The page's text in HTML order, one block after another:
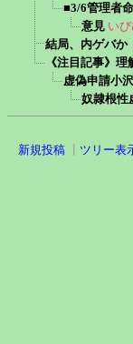
■3/6管理者
意見 い
結局、内ゲバか
《注目記事》
虚偽申請小沢
奴隷根性
新規投稿
ツリー表